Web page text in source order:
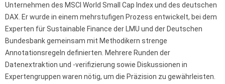
Unternehmen des MSCI World Small Cap Index und des deutschen
DAX. Er wurde in einem mehrstufigen Prozess entwickelt, bei dem
Experten für Sustainable Finance der LMU und der Deutschen
Bundesbank gemeinsam mit Methodikern strenge
Annotationsregeln definierten. Mehrere Runden der
Datenextraktion und -verifizierung sowie Diskussionen in
Expertengruppen waren nötig, um die Präzision zu gewährleisten.